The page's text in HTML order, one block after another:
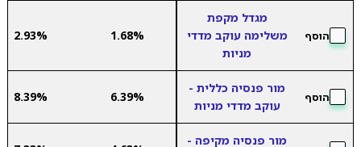
הוסף
מגדל מקפת
משלימה עוקב מדדי
מניות
1.68%
2.93%
הוסף
מור פנסיה כללית -
עוקב מדדי מניות
6.39%
8.39%
מור פנסיה מקיפה -